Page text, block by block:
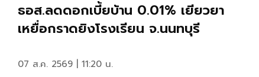
ธอส.ลดดอกเบี้ยบ้าน 0.01% เยียวยา
เหยื่อกราดยิงโรงเรียน จ.นนทบุรี
07 ส.ค. 2569 | 11:20 น.